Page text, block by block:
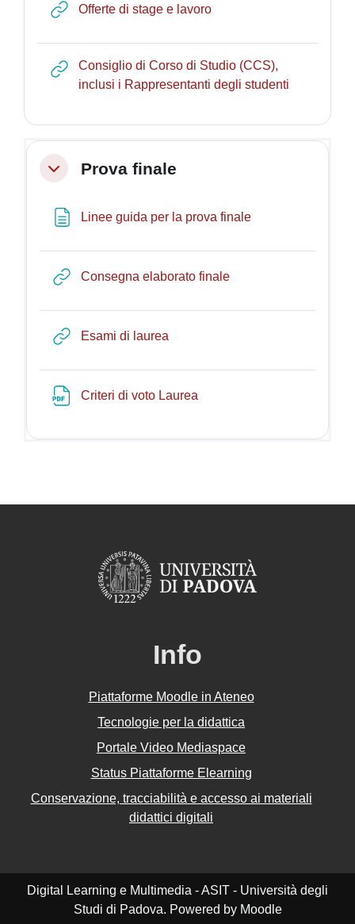
Offerte di stage e lavoroURL
Consiglio di Corso di Studio (CCS),
inclusi i Rappresentanti degli studenti
CollapseProva finale
Linee guida per la prova finalePage
Consegna elaborato finaleURL
Esami di laurea
Criteri di voto Laurea
Info
Piattaforme Moodle in Ateneo
Tecnologie per la didattica
Portale Video Mediaspace
Status Piattaforme Elearning
Conservazione, tracciabilità e accesso ai materiali
didattici digitali
Digital Learning e Multimedia - ASIT - Università degli
Studi di Padova. Powered by Moodle